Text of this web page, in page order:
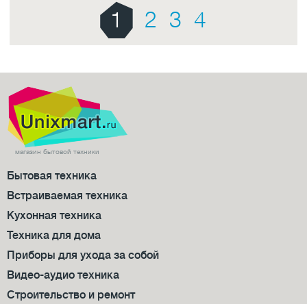
1 2 3 4
магазин бытовой техники
Бытовая техника
Встраиваемая техника
Кухонная техника
Техника для дома
Приборы для ухода за собой
Видео-аудио техника
Строительство и ремонт